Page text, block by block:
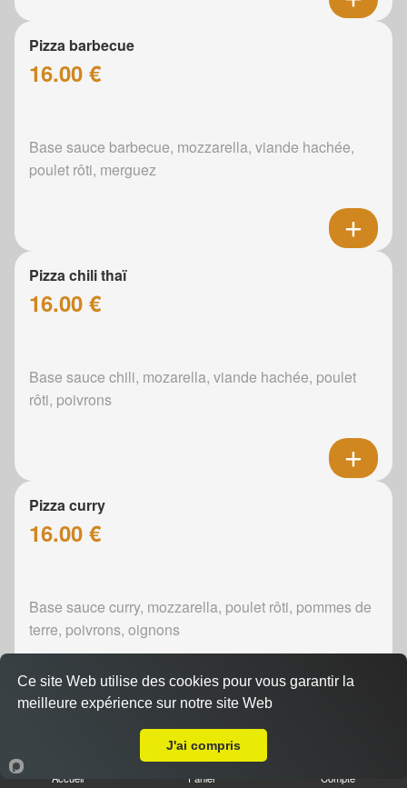
Pizza barbecue
16.00 €
Base sauce barbecue, mozzarella, viande hachée,
poulet rôti, merguez
Pizza chili thaï
16.00 €
Base sauce chili, mozarella, viande hachée, poulet
rôti, poivrons
Pizza curry
16.00 €
Base sauce curry, mozzarella, poulet rôti, pommes de
terre, poivrons, oignons
Accueil Panier Compte
Ce site Web utilise des cookies pour vous garantir la
meilleure expérience sur notre site Web
J'ai compris